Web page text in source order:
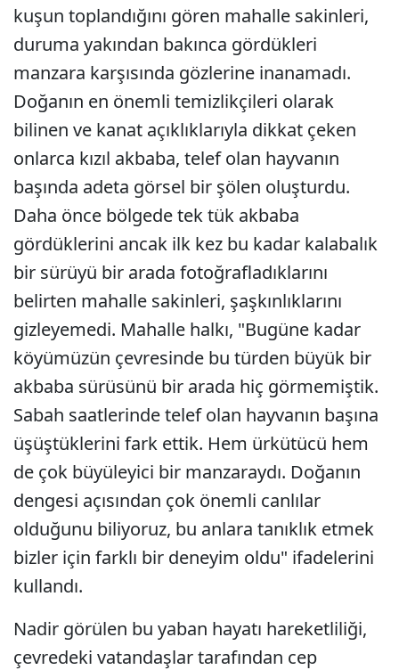
kuşun toplandığını gören mahalle sakinleri,
duruma yakından bakınca gördükleri
manzara karşısında gözlerine inanamadı.
Doğanın en önemli temizlikçileri olarak
bilinen ve kanat açıklıklarıyla dikkat çeken
onlarca kızıl akbaba, telef olan hayvanın
başında adeta görsel bir şölen oluşturdu.
Daha önce bölgede tek tük akbaba
gördüklerini ancak ilk kez bu kadar kalabalık
bir sürüyü bir arada fotoğrafladıklarını
belirten mahalle sakinleri, şaşkınlıklarını
gizleyemedi. Mahalle halkı, "Bugüne kadar
köyümüzün çevresinde bu türden büyük bir
akbaba sürüsünü bir arada hiç görmemiştik.
Sabah saatlerinde telef olan hayvanın başına
üşüştüklerini fark ettik. Hem ürkütücü hem
de çok büyüleyici bir manzaraydı. Doğanın
dengesi açısından çok önemli canlılar
olduğunu biliyoruz, bu anlara tanıklık etmek
bizler için farklı bir deneyim oldu" ifadelerini
kullandı.
Nadir görülen bu yaban hayatı hareketliliği,
çevredeki vatandaşlar tarafından cep